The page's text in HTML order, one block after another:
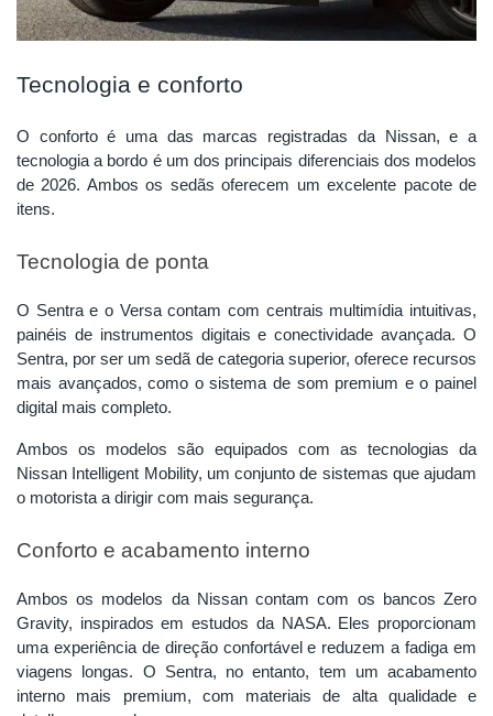
Tecnologia e conforto
O conforto é uma das marcas registradas da Nissan, e a
tecnologia a bordo é um dos principais diferenciais dos modelos
de 2026. Ambos os sedãs oferecem um excelente pacote de
itens.
Tecnologia de ponta
O Sentra e o Versa contam com centrais multimídia intuitivas,
painéis de instrumentos digitais e conectividade avançada. O
Sentra, por ser um sedã de categoria superior, oferece recursos
mais avançados, como o sistema de som premium e o painel
digital mais completo.
Ambos os modelos são equipados com as tecnologias da
Nissan Intelligent Mobility, um conjunto de sistemas que ajudam
o motorista a dirigir com mais segurança.
Conforto e acabamento interno
Ambos os modelos da Nissan contam com os bancos Zero
Gravity, inspirados em estudos da NASA. Eles proporcionam
uma experiência de direção confortável e reduzem a fadiga em
viagens longas. O Sentra, no entanto, tem um acabamento
interno mais premium, com materiais de alta qualidade e